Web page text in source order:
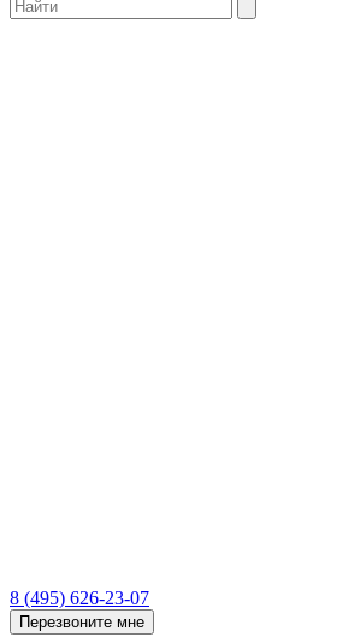
8 (495) 626-23-07
Перезвоните мне